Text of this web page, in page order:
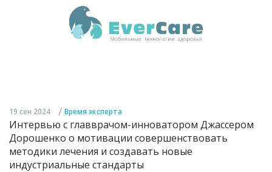
19 сен 2024 / Время эксперта
Интервью с главврачом-инноватором Джассером
Дорошенко о мотивации совершенствовать
методики лечения и создавать новые
индустриальные стандарты